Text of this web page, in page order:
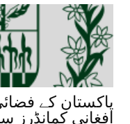
پاکستان کے